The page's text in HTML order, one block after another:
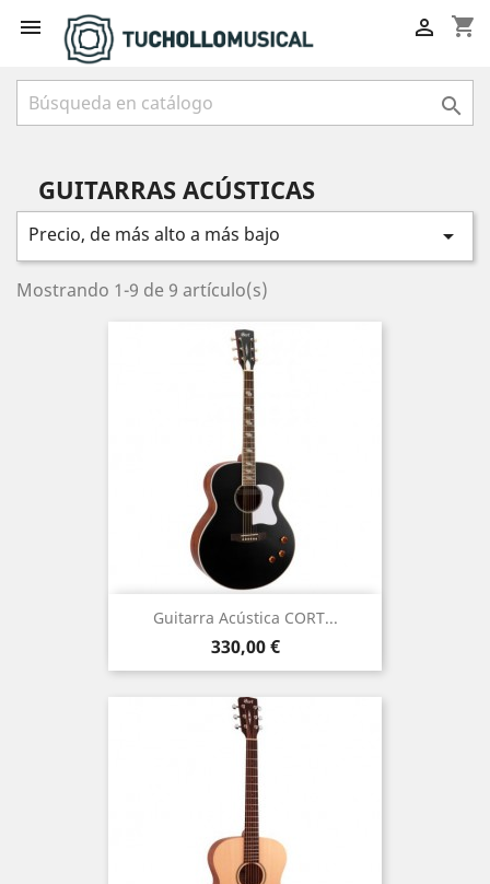
 shopping_cart


GUITARRAS ACÚSTICAS
Precio, de más alto a más bajo 
Mostrando 1-9 de 9 artículo(s)
Guitarra Acústica CORT...
Precio
330,00 €